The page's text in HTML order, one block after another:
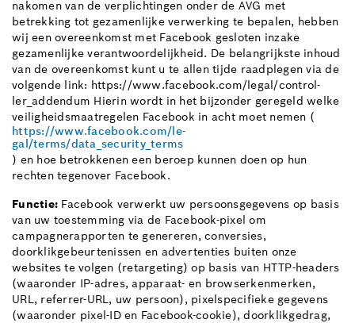
nakomen van de verplichtingen onder de AVG met
betrekking tot gezamenlijke verwerking te bepalen, hebben
wij een overeenkomst met Facebook gesloten inzake
gezamenlijke verantwoordelijkheid. De belangrijkste inhoud
van de overeenkomst kunt u te allen tijde raadplegen via de
volgende link: https://www.facebook.com/legal/control-
ler_addendum Hierin wordt in het bijzonder geregeld welke
veiligheidsmaatregelen Facebook in acht moet nemen (
https://www.facebook.com/le-
gal/terms/data_security_terms
) en hoe betrokkenen een beroep kunnen doen op hun
rechten tegenover Facebook.
Functie: Facebook verwerkt uw persoonsgegevens op basis
van uw toestemming via de Facebook-pixel om
campagnerapporten te genereren, conversies,
doorklikgebeurtenissen en advertenties buiten onze
websites te volgen (retargeting) op basis van HTTP-headers
(waaronder IP-adres, apparaat- en browserkenmerken,
URL, referrer-URL, uw persoon), pixelspecifieke gegevens
(waaronder pixel-ID en Facebook-cookie), doorklikgedrag,